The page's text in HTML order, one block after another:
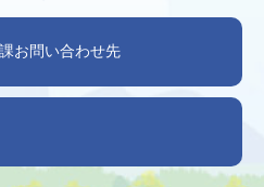
お問い合わせ先